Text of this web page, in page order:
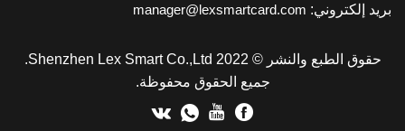
إلكتروني:manager@lexsmartcard.com
حقوق الطبع والنشر © 2022 Shenzhen Lex Smart Co.,Ltd.
جميع الحقوق محفوظة.